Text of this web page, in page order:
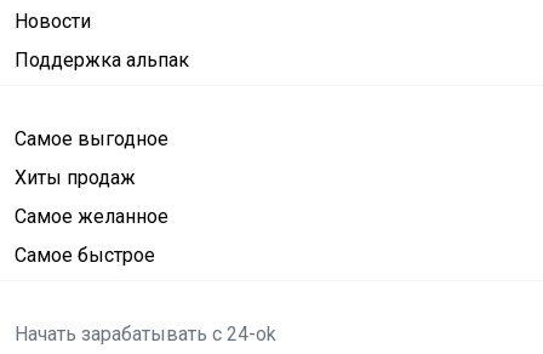
Новости
Поддержка альпак
Самое выгодное
Хиты продаж
Самое желанное
Самое быстрое
Начать зарабатывать с 24-ok